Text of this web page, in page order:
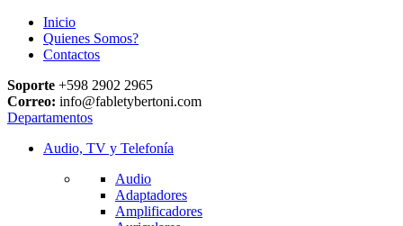
Inicio
Quienes Somos?
Contactos
Soporte +598 2902 2965
Correo: info@fabletybertoni.com
Departamentos
Audio, TV y Telefonía
Audio
Adaptadores
Amplificadores